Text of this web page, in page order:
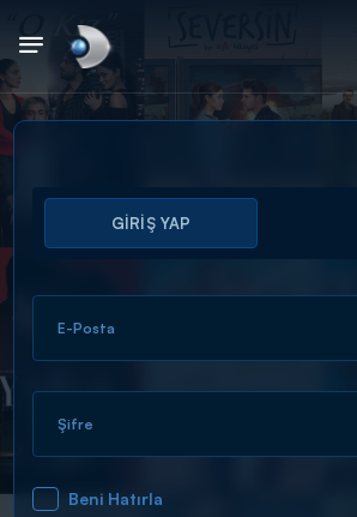
Arama
ARAMA SONUÇLARI
GİRİŞ YAP
E-Posta
Şifre
Beni Hatırla